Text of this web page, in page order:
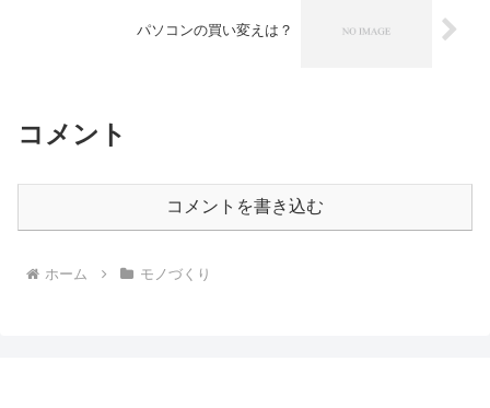
パソコンの買い変えは？
コメント
コメントを書き込む
ホーム モノづくり